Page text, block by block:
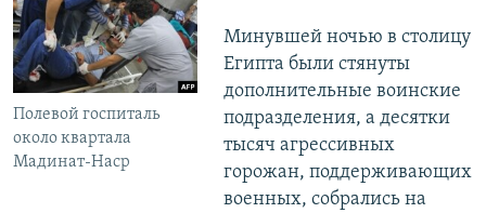
Полевой госпиталь
около квартала
Мадинат-Наср
Минувшей ночью в столицу
Египта были стянуты
дополнительные воинские
подразделения, а десятки
тысяч агрессивных
горожан, поддерживающих
военных, собрались на